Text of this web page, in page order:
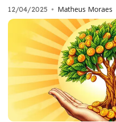
12/04/2025 • Matheus Moraes